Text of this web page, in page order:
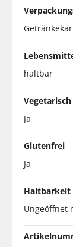
haltbar
Vegetarisch
Ja
Glutenfrei
Ja
Haltbarkeit
Ungeöffnet